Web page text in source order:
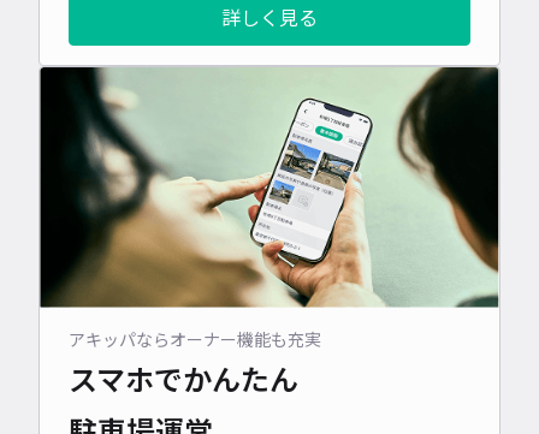
詳しく見る
アキッパならオーナー機能も充実
スマホでかんたん